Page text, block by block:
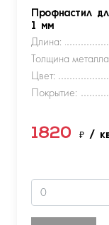
Профнастил
1 мм
Длина:
Толщина
Цвет:
Покрытие:
1820 ₽ /